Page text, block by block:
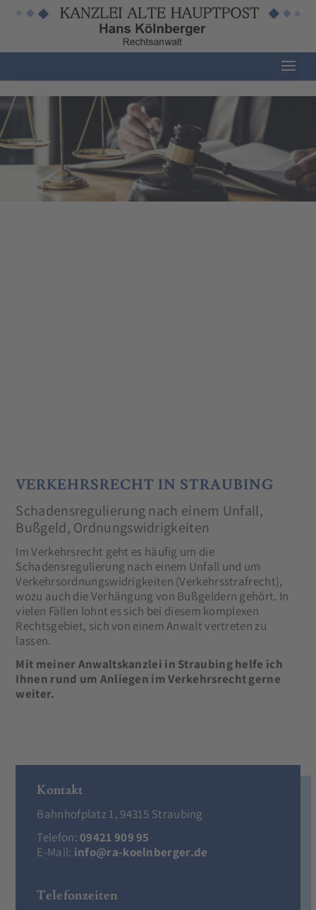
VERKEHRSRECHT IN STRAUBING
Schadensregulierung nach einem Unfall,
Bußgeld, Ordnungswidrigkeiten
Im Verkehrsrecht geht es häufig um die
Schadensregulierung nach einem Unfall und um
Verkehrsordnungswidrigkeiten (Verkehrsstrafrecht),
wozu auch die Verhängung von Bußgeldern gehört. In
vielen Fällen lohnt es sich bei diesem komplexen
Rechtsgebiet, sich von einem Anwalt vertreten zu
lassen.
Mit meiner Anwaltskanzlei in Straubing helfe ich
Ihnen rund um Anliegen im Verkehrsrecht gerne
weiter.
Kontakt
Bahnhofplatz 1, 94315 Straubing
Telefon: 09421 909 95
E-Mail: info@ra-koelnberger.de
Telefonzeiten